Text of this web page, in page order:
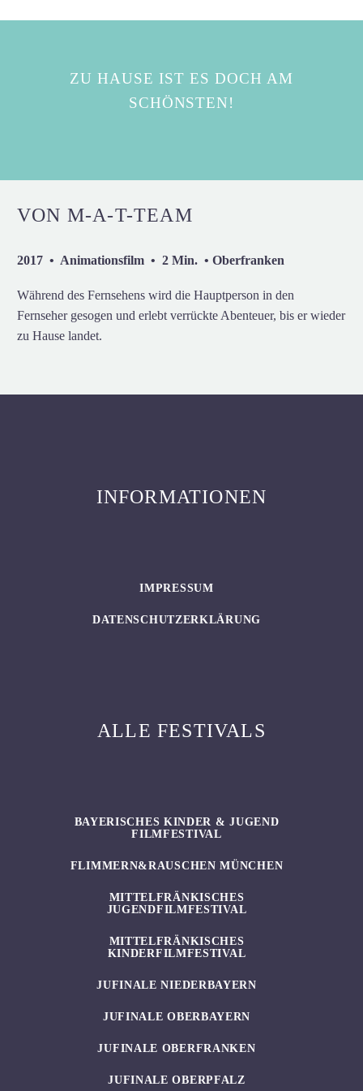
ZU HAUSE IST ES DOCH AM
SCHÖNSTEN!
VON M-A-T-TEAM
2017 • Animationsfilm • 2 Min. • Oberfranken
Während des Fernsehens wird die Hauptperson in den
Fernseher gesogen und erlebt verrückte Abenteuer, bis er wieder
zu Hause landet.
INFORMATIONEN
IMPRESSUM
DATENSCHUTZERKLÄRUNG
ALLE FESTIVALS
BAYERISCHES KINDER & JUGEND
FILMFESTIVAL
FLIMMERN&RAUSCHEN MÜNCHEN
MITTELFRÄNKISCHES
JUGENDFILMFESTIVAL
MITTELFRÄNKISCHES
KINDERFILMFESTIVAL
JUFINALE NIEDERBAYERN
JUFINALE OBERBAYERN
JUFINALE OBERFRANKEN
JUFINALE OBERPFALZ